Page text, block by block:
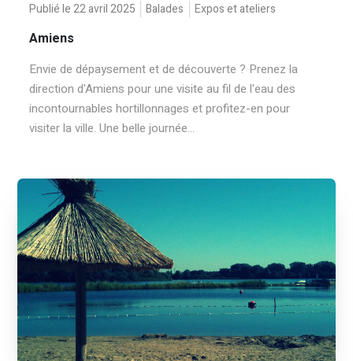
Publié le 22 avril 2025 Balades Expos et ateliers
Amiens
Envie de dépaysement et de découverte ? Prenez la
direction d'Amiens pour une visite au fil de l'eau des
incontournables hortillonnages et profitez-en pour
visiter la ville. Une belle journée...